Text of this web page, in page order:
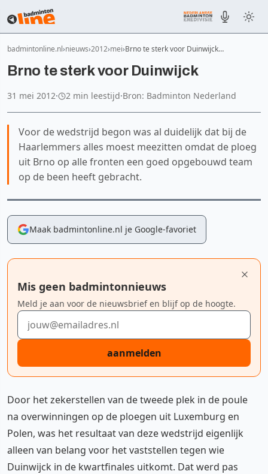
badmintonline.nl nieuws 2012 mei Brno te sterk voor Duinwijck…
Brno te sterk voor Duinwijck
31 mei 2012· 2 min leestijd·Bron: Badminton Nederland
Voor de wedstrijd begon was al duidelijk dat bij de
Haarlemmers alles moest meezitten omdat de ploeg
uit Brno op alle fronten een goed opgebouwd team
op de been heeft gebracht.
Maak badmintonline.nl je Google-favoriet
Mis geen badmintonnieuws
Meld je aan voor de nieuwsbrief en blijf op de hoogte.
E-mailadres
aanmelden
Door het zekerstellen van de tweede plek in de poule
na overwinningen op de ploegen uit Luxemburg en
Polen, was het resultaat van deze wedstrijd eigenlijk
alleen van belang voor het vaststellen tegen wie
Duinwijck in de kwartfinales uitkomt. Dat werd pas